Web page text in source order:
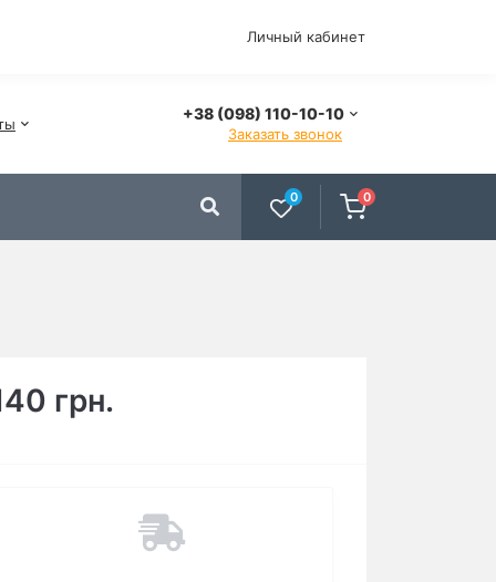
Личный кабинет
+38 (098) 110-10-10
Заказать звонок
0 0
грн.